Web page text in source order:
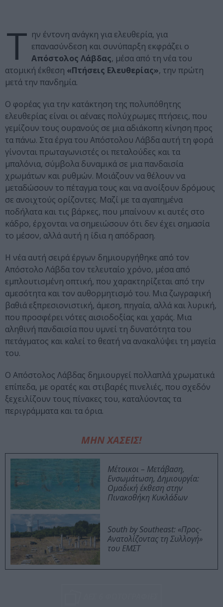
Τ ην έντονη ανάγκη για ελευθερία, για
επανασύνδεση και συνύπαρξη εκφράζει ο
Απόστολος Λάβδας, μέσα από τη νέα του
ατομική έκθεση «Πτήσεις Ελευθερίας», την πρώτη
μετά την πανδημία.
Ο φορέας για την κατάκτηση της πολυπόθητης
ελευθερίας είναι οι αέναες πολύχρωμες πτήσεις, που
γεμίζουν τους ουρανούς σε μια αδιάκοπη κίνηση προς
τα πάνω. Στα έργα του Απόστολου Λάβδα αυτή τη φορά
γίνονται πρωταγωνιστές οι πεταλούδες και τα
μπαλόνια, σύμβολα δυναμικά σε μια πανδαισία
χρωμάτων και ρυθμών. Μοιάζουν να θέλουν να
μεταδώσουν το πέταγμα τους και να ανοίξουν δρόμους
σε ανοιχτούς ορίζοντες. Μαζί με τα αγαπημένα
ποδήλατα και τις βάρκες, που μπαίνουν κι αυτές στο
κάδρο, έρχονται να σημειώσουν ότι δεν έχει σημασία
το μέσον, αλλά αυτή η ίδια η απόδραση.
Η νέα αυτή σειρά έργων δημιουργήθηκε από τον
Απόστολο Λάβδα τον τελευταίο χρόνο, μέσα από
εμπλουτισμένη οπτική, που χαρακτηρίζεται από την
αμεσότητα και τον αυθορμητισμό του. Μια ζωγραφική
βαθιά εξπρεσιονιστική, άμεση, πηγαία, αλλά και λυρική,
που προσφέρει νότες αισιοδοξίας και χαράς. Μια
αληθινή πανδαισία που υμνεί τη δυνατότητα του
πετάγματος και καλεί το θεατή να ανακαλύψει τη μαγεία
του.
Ο Απόστολος Λάβδας δημιουργεί πολλαπλά χρωματικά
επίπεδα, με ορατές και στιβαρές πινελιές, που σχεδόν
ξεχειλίζουν τους πίνακες του, καταλύοντας τα
περιγράμματα και τα όρια.
ΜΗΝ ΧΑΣΕΙΣ!
Μέτοικοι – Μετάβαση,
Ενσωμάτωση, Δημιουργία:
Ομαδική έκθεση στην
Πινακοθήκη Κυκλάδων
South by Southeast: «Προς-
Ανατολίζοντας τη Συλλογή»
του ΕΜΣΤ